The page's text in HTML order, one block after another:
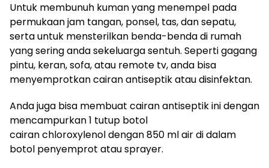
Untuk membunuh kuman yang menempel pada
permukaan jam tangan, ponsel, tas, dan sepatu,
serta untuk mensterilkan benda-benda di rumah
yang sering anda sekeluarga sentuh. Seperti gagang
pintu, keran, sofa, atau remote tv, anda bisa
menyemprotkan cairan antiseptik atau disinfektan.
Anda juga bisa membuat cairan antiseptik ini dengan
mencampurkan 1 tutup botol
cairan chloroxylenol dengan 850 ml air di dalam
botol penyemprot atau sprayer.